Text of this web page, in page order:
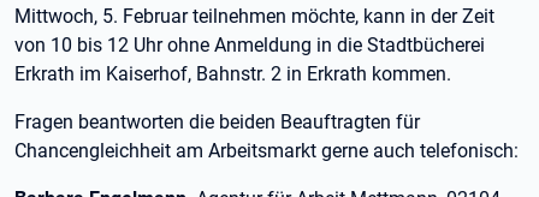
Mittwoch, 5. Februar teilnehmen möchte, kann in der Zeit
von 10 bis 12 Uhr ohne Anmeldung in die Stadtbücherei
Erkrath im Kaiserhof, Bahnstr. 2 in Erkrath kommen.
Fragen beantworten die beiden Beauftragten für
Chancengleichheit am Arbeitsmarkt gerne auch telefonisch: